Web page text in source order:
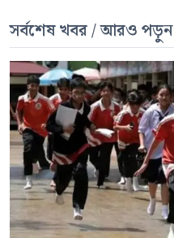
সর্বশেষ খবর / আরও পড়ুন